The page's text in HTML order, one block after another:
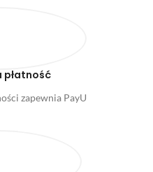
płatność
zapewnia PayU